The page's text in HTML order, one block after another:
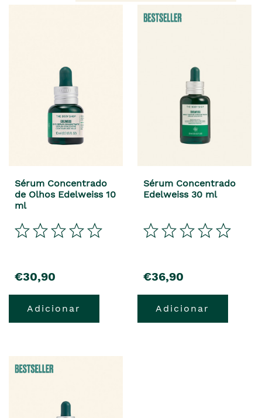
Sérum Concentrado
de Olhos Edelweiss 10
ml
€30,90
Adicionar
Sérum Concentrado
Edelweiss 30 ml
€36,90
Adicionar